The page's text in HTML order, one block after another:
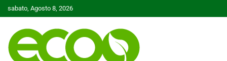
to
sabato, Agosto 8, 2026